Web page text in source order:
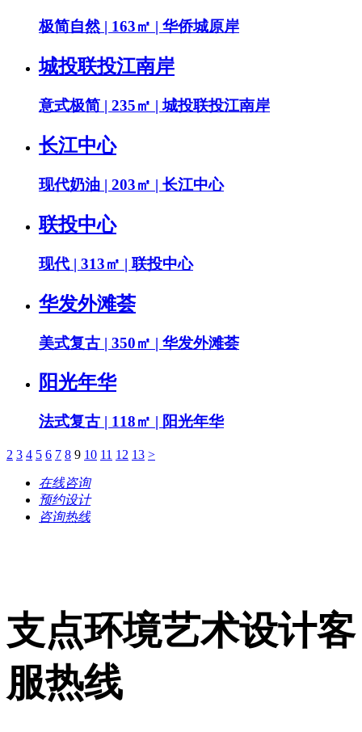
极简自然 | 163㎡ | 华侨城原岸
城投联投江南岸
意式极简 | 235㎡ | 城投联投江南岸
长江中心
现代奶油 | 203㎡ | 长江中心
联投中心
现代 | 313㎡ | 联投中心
华发外滩荟
美式复古 | 350㎡ | 华发外滩荟
阳光年华
法式复古 | 118㎡ | 阳光年华
2 3 4 5 6 7 8 9 10 11 12 13 >
在线咨询
预约设计
咨询热线
支点环境艺术设计客
服热线